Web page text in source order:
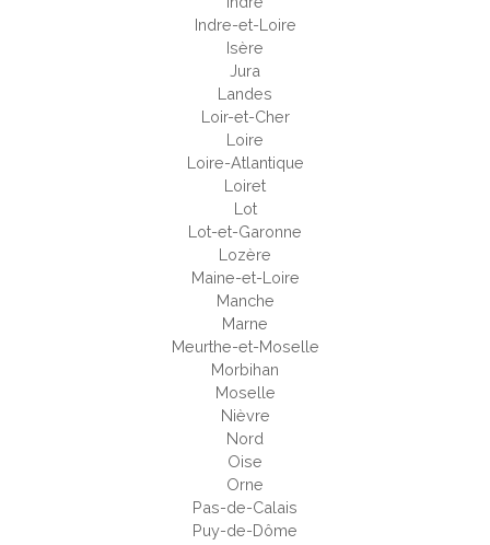
Indre-et-Loire
Isère
Jura
Landes
Loir-et-Cher
Loire
Loire-Atlantique
Loiret
Lot
Lot-et-Garonne
Lozère
Maine-et-Loire
Manche
Marne
Meurthe-et-Moselle
Morbihan
Moselle
Nièvre
Nord
Oise
Orne
Pas-de-Calais
Puy-de-Dôme